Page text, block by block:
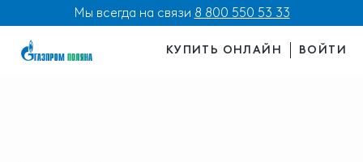
Мы всегда на связи 8 800 550 53 33
КУПИТЬ ОНЛАЙН ВОЙТИ